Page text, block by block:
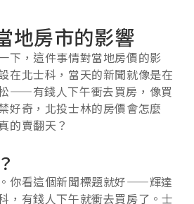
地房市的影響
下，這件事情對當地房價的影
在北士科，當天的新聞就像是在
——有錢人下午衝去買房，像買
好奇，北投士林的房價會怎麼
的賣翻天？
你看這個新聞標題就好——輝達
，有錢人下午就衝去買房了。士